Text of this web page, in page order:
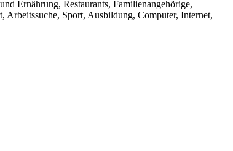
Ernährung, Restaurants, Familienangehörige,
Sport, Ausbildung, Computer, Internet,